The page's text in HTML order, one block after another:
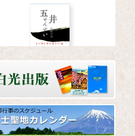
Amazon 楽天 Yahoo!